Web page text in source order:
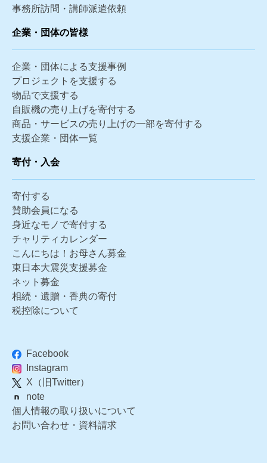
事務所訪問・講師派遣依頼
企業・団体の皆様
企業・団体による支援事例
プロジェクトを支援する
物品で支援する
自販機の売り上げを寄付する
商品・サービスの売り上げの一部を寄付する
支援企業・団体一覧
寄付・入会
寄付する
賛助会員になる
身近なモノで寄付する
チャリティカレンダー
こんにちは！お母さん募金
東日本大震災支援募金
ネット募金
相続・遺贈・香典の寄付
税控除について
Facebook
Instagram
X（旧Twitter）
note
個人情報の取り扱いについて
お問い合わせ・資料請求